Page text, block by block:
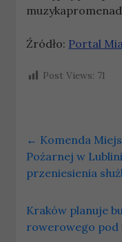
Źródło: Portal
Post Views: 71
← Komenda
Pożarnej w
przeniesienia
Kraków planuje
rowerowego pod